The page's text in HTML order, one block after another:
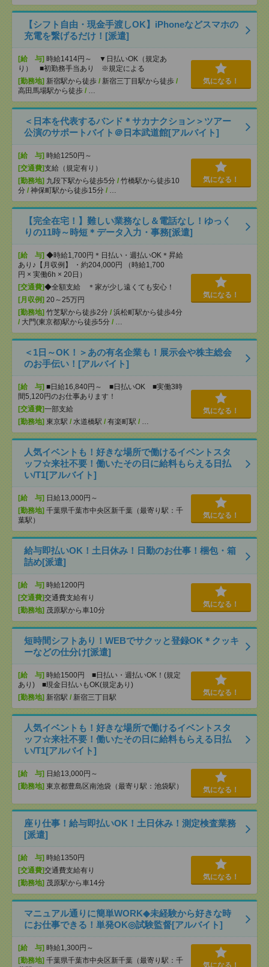
【シフト自由・現金手渡しOK】iPhoneなどスマホの
充電を繋げるだけ！[派遣]
[給 与] 時給1414円～ ▼日払いOK（規定あ
り） ■初勤務手当あり ※規定による
[勤務地] 新宿駅から徒歩 / 新宿三丁目駅から徒歩 /
高田馬場駅から徒歩 / …
気になる！
＜日本を代表するバンド＊サカナクション＞ツアー
公演のサポートバイト＠日本武道館[アルバイト]
[給 与] 時給1250円～
[交通費]支給（規定有り）
[勤務地] 九段下駅から徒歩5分 / 竹橋駅から徒歩10
分 / 神保町駅から徒歩15分 / …
気になる！
【完全在宅！】難しい業務なし＆電話なし！ゆっく
りの11時～時短＊データ入力・事務[派遣]
[給 与] ◆時給1,700円＊日払い・週払いOK＊昇給
あり♪【月収例】 ・約204,000円 （時給1,700
円 × 実働6h × 20日）
[交通費]◆全額支給 ＊家が少し遠くても安心！
[月収例] 20～25万円
[勤務地] 竹芝駅から徒歩2分 / 浜松町駅から徒歩4分
/ 大門(東京都)駅から徒歩5分 / …
気になる！
＜1日～OK！＞あの有名企業も！展示会や株主総会
のお手伝い！[アルバイト]
[給 与] ■日給16,840円～ ■日払いOK ■実働3時
間5,120円のお仕事あります！
[交通費]一部支給
[勤務地] 東京駅 / 水道橋駅 / 有楽町駅 / …
気になる！
人気イベントも！好きな場所で働けるイベントスタ
ッフ☆来社不要！働いたその日に給料もらえる日払
い/T1[アルバイト]
[給 与] 日給13,000円～
[勤務地] 千葉県千葉市中央区新千葉（最寄り駅：千
葉駅）
気になる！
給与即払いOK！土日休み！日勤のお仕事！梱包・箱
詰め[派遣]
[給 与] 時給1200円
[交通費]交通費支給有り
[勤務地] 茂原駅から車10分
気になる！
短時間シフトあり！WEBでサクッと登録OK＊クッキ
ーなどの仕分け[派遣]
[給 与] 時給1500円 ■日払い・週払いOK！(規定
あり) ■現金日払いもOK(規定あり)
[勤務地] 新宿駅 / 新宿三丁目駅
気になる！
人気イベントも！好きな場所で働けるイベントスタ
ッフ☆来社不要！働いたその日に給料もらえる日払
い/T1[アルバイト]
[給 与] 日給13,000円～
[勤務地] 東京都豊島区南池袋（最寄り駅：池袋駅） 気になる！
座り仕事！給与即払いOK！土日休み！測定検査業務
[派遣]
[給 与] 時給1350円
[交通費]交通費支給有り
[勤務地] 茂原駅から車14分
気になる！
マニュアル通りに簡単WORK◆未経験から好きな時
にお仕事できる！単発OK◎試験監督[アルバイト]
[給 与] 時給1,300円～
[勤務地] 千葉県千葉市中央区新千葉（最寄り駅：千
気になる！